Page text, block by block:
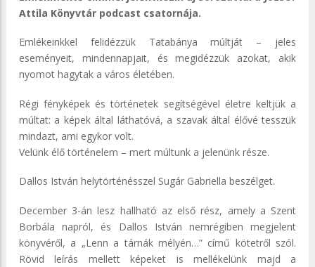
Attila Könyvtár podcast csatornája.
Emlékeinkkel felidézzük Tatabánya múltját – jeles
eseményeit, mindennapjait, és megidézzük azokat, akik
nyomot hagytak a város életében.
Régi fényképek és történetek segítségével életre keltjük a
múltat: a képek által láthatóvá, a szavak által élővé tesszük
mindazt, ami egykor volt.
Velünk élő történelem – mert múltunk a jelenünk része.
Dallos István helytörténésszel Sugár Gabriella beszélget.
December 3-án lesz hallható az első rész, amely a Szent
Borbála napról, és Dallos István nemrégiben megjelent
könyvéről, a „Lenn a tárnák mélyén…” című kötetről szól.
Rövid leírás mellett képeket is mellékelünk majd a